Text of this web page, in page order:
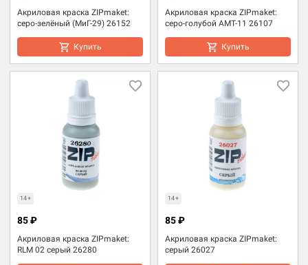
Акриловая краска ZIPmaket:
серо-зелёный (МиГ-29) 26152
Купить
Акриловая краска ZIPmaket:
серо-голубой АМТ-11 26107
Купить
14+
Акриловая краска ZIPmaket:
RLM 02 серый 26280
85 ₽
14+
Акриловая краска ZIPmaket:
серый 26027
85 ₽